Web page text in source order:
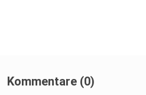
Kommentare (0)